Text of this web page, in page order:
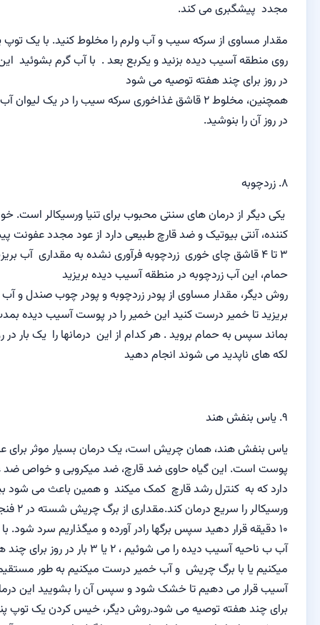
می کند.
سرکه سیبوآب ولرم را مخلوط کنید. بایک توپپنبه ایآن رابر
دیده بزنید و یکربع بعد.باآب گرمبشوئید ایندرمان یک بار
هفتهتوصیه می شود
سرکه سیبرا در یک لیوانآب بریزید ودو بار
های سنتی محبوب برایتنیا ورسیکالراست. خواص ضد عفونی
و ضد قارچطبیعی دارداز عود مجدد عفونت پیشگیری میکند.
خوری زردچوبهفرآوری نشدهبه مقداریآب بریزید . پس از
زردچوبهدرمنطقه آسیب دیدهبریزید
مساوی ازپودر زردچوبهو پودر چوب صندلوآببه اندازه کافی
درست کنید این خمیر را در پوست آسیب دیده بمدت نیم ساعت
حمام بروید.هر کدام از این درمانها رایک بار در روزتا زمانی که
می شوند انجام دهید
، همانچریش است،یک درمان بسیار موثربرای عفونت های
این گیاهحاویضد قارچ، ضد میکروبی وخواص ضد عفونی کننده
رشدقارچ کمک میکند و همین باعث می شود بیماریتنیا
درمان کند.مقداریاز برگچریششستهدر۲ فنجان آب
به مدت
. با استفاده از این
آسیب دیده را می شوئیم، ۲ یا ۳ بار در روزبرای چند هفتهاستفاده
چریشوآب خمیر درست میکنیمبه طور مستقیم درمنطقه
دهیم تا خشک شودو سپس آن رابشویید ایندرمانیک بار در روز
توصیه می شود.روش دیگر، خیس کردنیک توپ پنبهدر روغن